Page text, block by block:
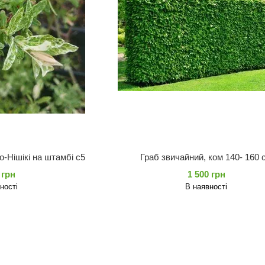
Нішікі на штамбі с5
Граб звичайний, ком 140- 160
1 500 грн
В наявності